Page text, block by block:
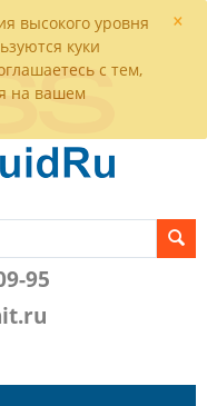
×
высокого уровня
куки
с тем,
на вашем
95